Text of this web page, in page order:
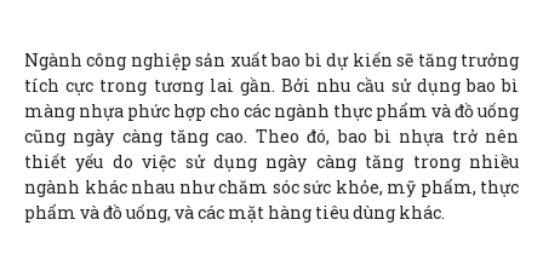
Ngành công nghiệp sản xuất bao bì dự kiến sẽ tăng trưởng
tích cực trong tương lai gần. Bởi nhu cầu sử dụng bao bì
màng nhựa phức hợp cho các ngành thực phẩm và đồ uống
cũng ngày càng tăng cao. Theo đó, bao bì nhựa trở nên
thiết yếu do việc sử dụng ngày càng tăng trong nhiều
ngành khác nhau như chăm sóc sức khỏe, mỹ phẩm, thực
phẩm và đồ uống, và các mặt hàng tiêu dùng khác.